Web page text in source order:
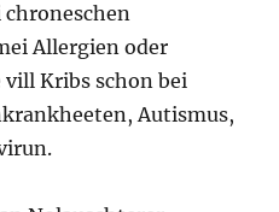
Allergien oder
Kribs schon bei
Autismus,